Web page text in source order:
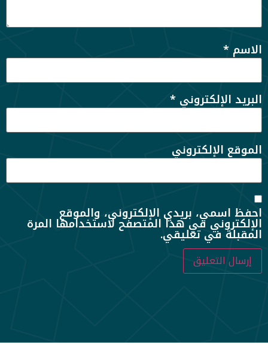
الاسم *
البريد الإلكتروني *
الموقع الإلكتروني
احفظ اسمي، بريدي الإلكتروني، والموقع
الإلكتروني في هذا المتصفح لاستخدامها المرة
المقبلة في تعليقي.